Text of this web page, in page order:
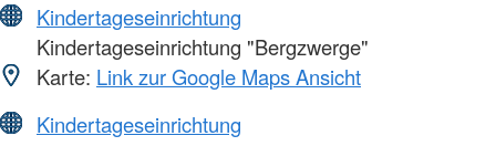
Kindertageseinrichtung
Kindertageseinrichtung "Bergzwerge"
Karte: Link zur Google Maps Ansicht
Kindertageseinrichtung